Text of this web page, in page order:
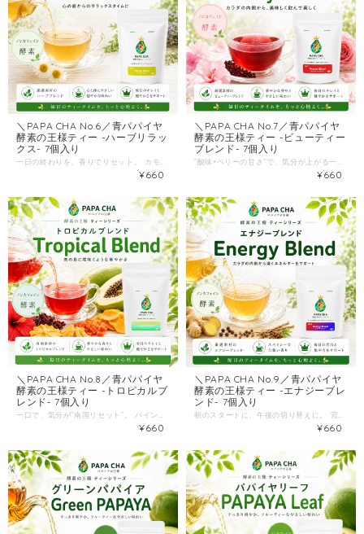
＼PAPA CHA No.6／青パパイヤ
酵素の王様ティー -ハーブリラッ
クス- 7個入り
¥660
＼PAPA CHA No.7／青パパイヤ
酵素の王様ティー -ビューティー
ブレンド- 7個入り
¥660
＼PAPA CHA No.8／青パパイヤ
酵素の王様ティー -トロピカルブ
レンド- 7個入り
¥660
＼PAPA CHA No.9／青パパイヤ
酵素の王様ティー -エナジーブレ
ンド- 7個入り
¥660